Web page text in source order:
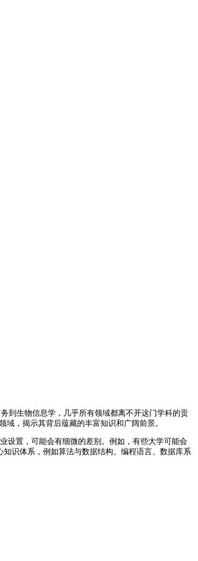
到生物信息学，几乎所有领域都离不开这门学科的贡
，揭示其背后蕴藏的丰富知识和广阔前景。
设置，可能会有细微的差别。例如，有些大学可能会
识体系，例如算法与数据结构、编程语言、数据库系